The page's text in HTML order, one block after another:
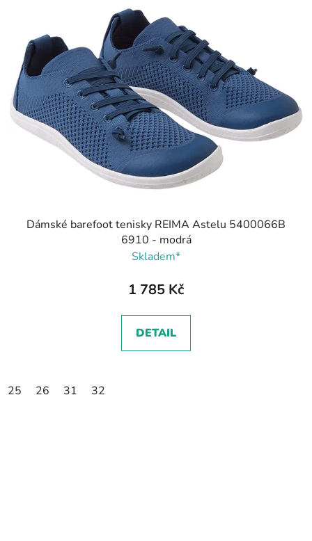
Dámské barefoot tenisky REIMA Astelu 5400066B
6910 - modrá
Skladem*
1 785 Kč
DETAIL
25 26 31 32